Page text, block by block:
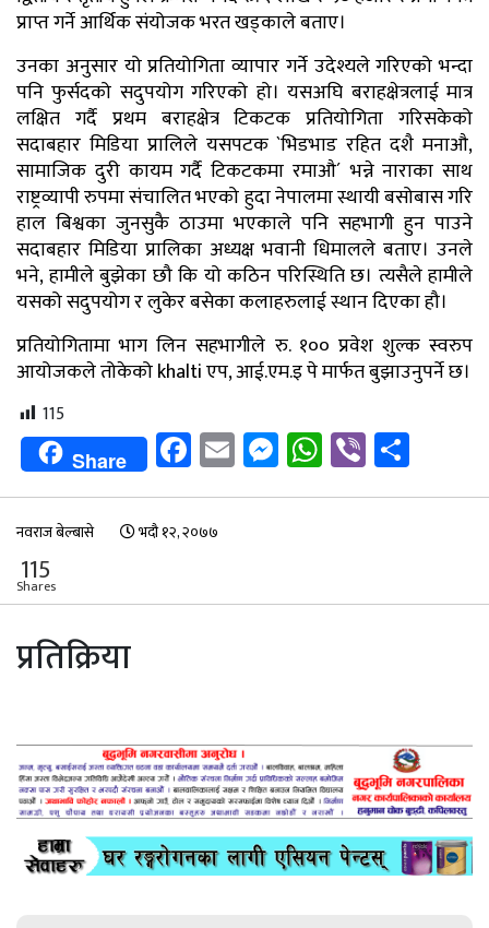
प्राप्त गर्ने आर्थिक संयोजक भरत खड्काले बताए।
उनका अनुसार यो प्रतियोगिता व्यापार गर्ने उदेश्यले गरिएको भन्दा
पनि फुर्सदको सदुपयोग गरिएको हो। यसअघि बराहक्षेत्रलाई मात्र
लक्षित गर्दै प्रथम बराहक्षेत्र टिकटक प्रतियोगिता गरिसकेको
सदाबहार मिडिया प्रालिले यसपटक `भिडभाड रहित दशै मनाऔ,
सामाजिक दुरी कायम गर्दै टिकटकमा रमाऔ´ भन्ने नाराका साथ
राष्ट्रव्यापी रुपमा संचालित भएको हुदा नेपालमा स्थायी बसोबास गरि
हाल बिश्वका जुनसुकै ठाउमा भएकाले पनि सहभागी हुन पाउने
सदाबहार मिडिया प्रालिका अध्यक्ष भवानी धिमालले बताए। उनले
भने, हामीले बुझेका छौ कि यो कठिन परिस्थिति छ। त्यसैले हामीले
यसको सदुपयोग र लुकेर बसेका कलाहरुलाई स्थान दिएका हौ।
प्रतियोगितामा भाग लिन सहभागीले रु. १०० प्रवेश शुल्क स्वरुप
आयोजकले तोकेको khalti एप, आई.एम.इ पे मार्फत बुझाउनुपर्ने छ।
115
Share Facebook
EmailMessenger
WhatsApp
Viber
नवराज बेल्बासे भदौ १२, २०७७
115
Shares
प्रतिक्रिया